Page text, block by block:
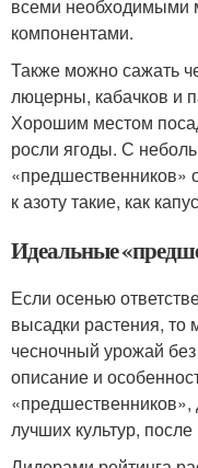
всеми необходимыми
компонентами.
Также можно сажать
люцерны, кабачков и
Хорошим местом
росли ягоды. С
«предшественников»
к азоту такие, как
Идеальные
Если осенью
высадки растения,
чесночный урожай
описание и
«предшественников»,
лучших культур,